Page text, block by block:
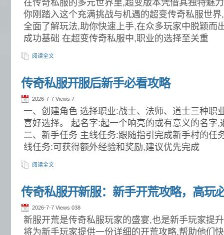
在传奇私服的多元世界里,超变版本凭借其独特魅
你刚踏入这个充满挑战与机遇的超变传奇私服世
全面了解玩法,助你快速上手,在众多玩家中脱颖而
成功基础 在超变传奇私服中,职业的选择至关重
阅读全文
传奇私服开服后新手必看攻略
2026-7-7 Views 7
一、创建角色 选择职业:战士、法师、道士三种职
喜好选择。 起名字:起一个响亮的或有意义的名字,
二、新手任务 主线任务:跟随指引完成新手村的任
线任务:可获得额外经验和奖励,建议优先完成
阅读全文
传奇私服开新服：新手开荒攻略，高玩
2026-7-7 Views 038
新服开荒是传奇私服玩家的盛宴,也是新手玩家提
将为新手玩家提供一份详细的开荒攻略,帮助他们